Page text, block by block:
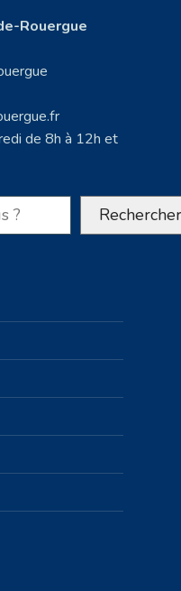
Rouergue
de 8h à 12h et
Rechercher